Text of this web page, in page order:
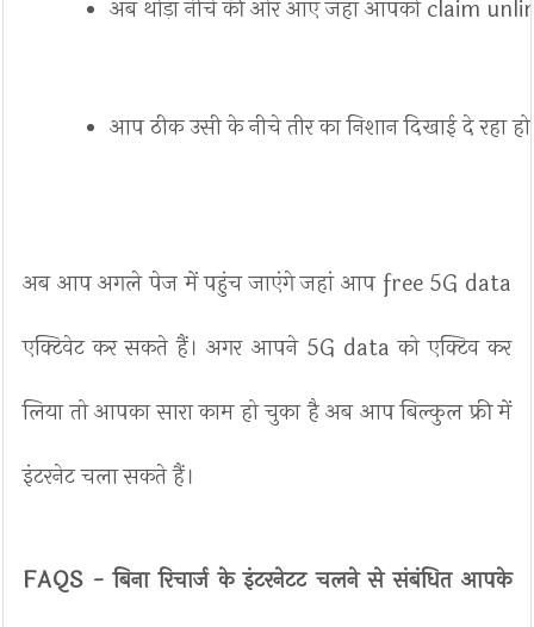
अब थोड़ा नीचे की ओर आए जहां आपको claim
आप ठीक उसी के नीचे तीर का निशान दिखाई दे रहा
अब आप अगले पेज में पहुंच जाएंगे जहां आप free 5G data
एक्टिवेट कर सकते हैं। अगर आपने 5G data को एक्टिव कर
लिया तो आपका सारा काम हो चुका है अब आप बिल्कुल फ्री में
इंटरनेट चला सकते हैं।
FAQS - बिना रिचार्ज के इंटरनेटट चलने से संबंधित आपके